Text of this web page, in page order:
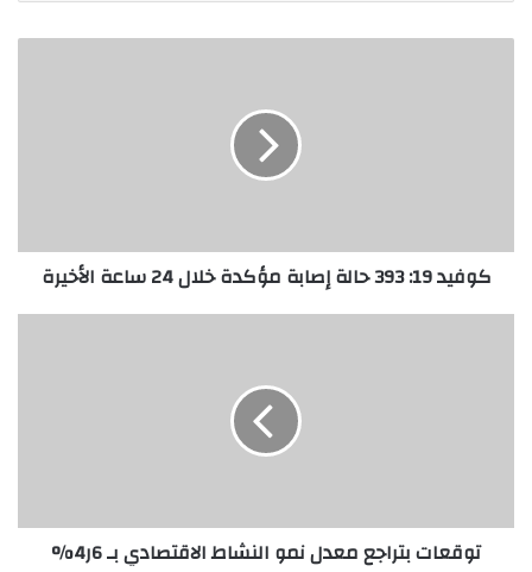
كوفيد 19: 393 حالة إصابة مؤكدة خلال 24 ساعة الأخيرة
توقعات بتراجع معدل نمو النشاط الاقتصادي بـ 6ر4%